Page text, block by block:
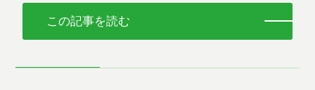
この記事を読む